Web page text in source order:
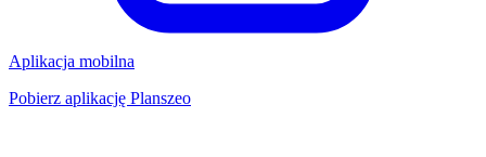
Aplikacja mobilna
Pobierz aplikację Planszeo